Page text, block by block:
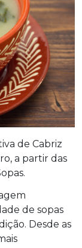
de Cabriz
a partir das
de sopas
Desde as